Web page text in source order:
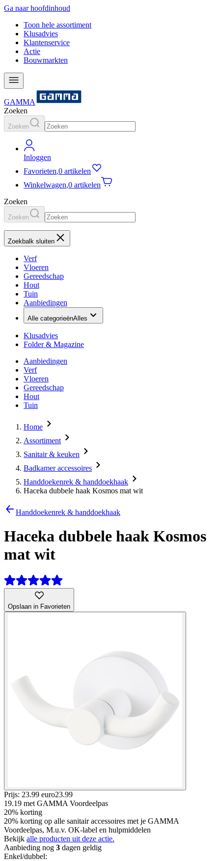
Ga naar hoofdinhoud
Toon hele assortiment
Klusadvies
Klantenservice
Actie
Bouwmarkten
GAMMA
Zoeken
Zoeken
Inloggen
Favorieten,0 artikelen
Winkelwagen,0 artikelen
Zoeken
Zoeken
Zoekbalk sluiten
Verf
Vloeren
Gereedschap
Hout
Tuin
Aanbiedingen
Alle categorieënAlles
Klusadvies
Folder & Magazine
Aanbiedingen
Verf
Vloeren
Gereedschap
Hout
Tuin
Home
Assortiment
Sanitair & keuken
Badkamer accessoires
Handdoekenrek & handdoekhaak
Haceka dubbele haak Kosmos mat wit
Handdoekenrek & handdoekhaak
Haceka dubbele haak Kosmos
mat wit
Opslaan in Favorieten
Prijs: 23.99 euro23.99
19.19 met GAMMA Voordeelpas
20% korting
20% korting op alle sanitair accessoires met je GAMMA
Voordeelpas, M.u.v. OK-label en hulpmiddelen
Bekijk alle producten uit deze actie.
Aanbieding nog 3 dagen geldig
Enkel/dubbel: